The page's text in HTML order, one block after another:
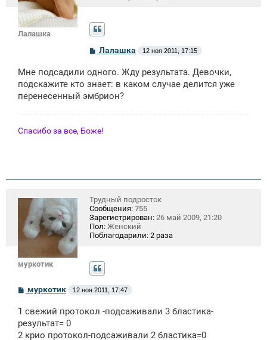
Лалашка
С
о
б
щ
н
Лалашка 12 ноя 2011, 17:15
Мне подсадили одного. Жду результата. Девочки,
подскажите кто знает: в каком случае делится уже
перенесенный эмбрион?
Спасибо за все, Боже!
муркотик
Трудный подросток
Сообщения: 755
Зарегистрирован: 26 май 2009, 21:20
Пол: Женский
Поблагодарили: 2 раза
С
б
щ
муркотик 12 ноя 2011, 17:47
1 свежий протокол -подсаживали 3 бластика-
результат= 0
2 крио протокол-подсаживали 2 бластика=0